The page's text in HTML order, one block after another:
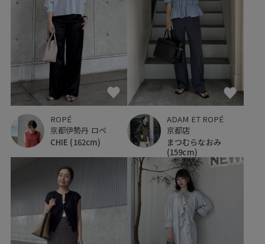
ROPÉ
京都伊勢丹 ロペ
CHIE (162cm)
ADAM ET ROPÉ
京都店
まつむらなおみ
(159cm)